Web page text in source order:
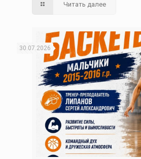
Читать далее
30.07.2026